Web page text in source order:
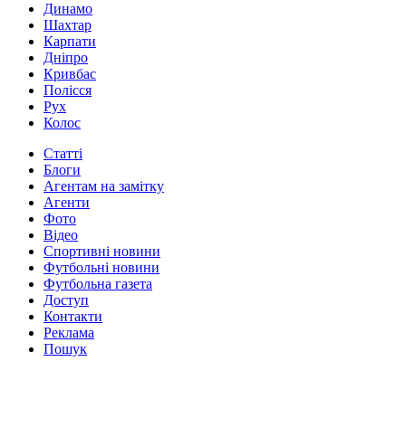
Динамо
Шахтар
Карпати
Дніпро
Кривбас
Полісся
Рух
Колос
Статті
Блоги
Агентам на замітку
Агенти
Фото
Відео
Спортивні новини
Футбольні новини
Футбольна газета
Доступ
Контакти
Реклама
Пошук